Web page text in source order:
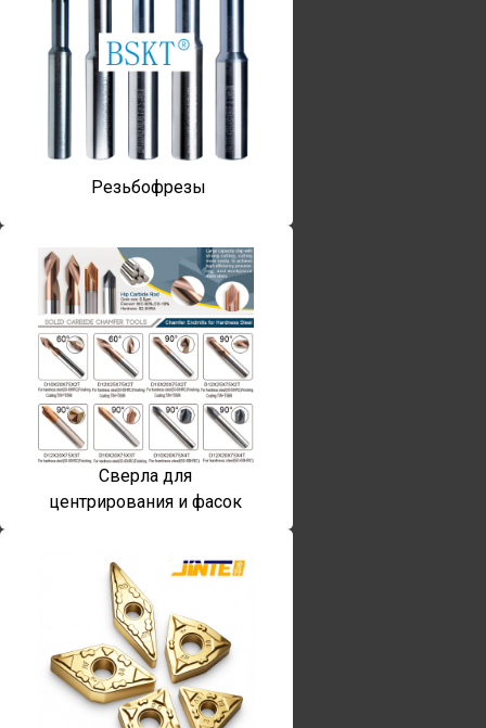
Резьбофрезы
Сверла для
центрирования и фасок